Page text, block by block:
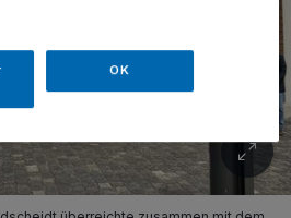
OK